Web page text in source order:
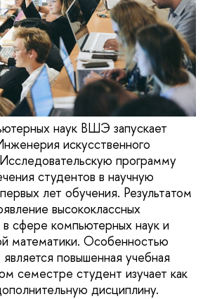
наук ВШЭ запускает
искусственного
программу
студентов в научную
лет обучения. Результатом
высококлассных
сфере компьютерных наук и
математики. Особенностью
повышенная учебная
семестре студент изучает как
дисциплину.